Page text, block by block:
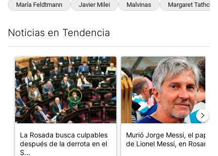
María Feldtmann Javier Milei Malvinas Margaret Tathcher
Noticias en Tendencia
Un artículo de tendencia con el título "La Rosada busca
La Rosada busca culpables
después de la derrota en el
S...
Un artículo de tendencia con
Murió Jorge Messi, el papá
de Lionel Messi, en Rosario